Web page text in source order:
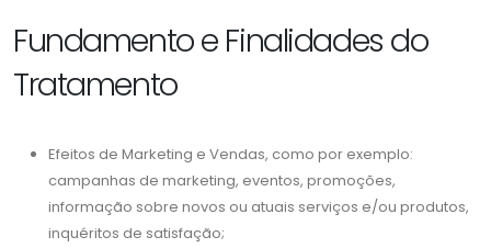
Fundamento e Finalidades do
Tratamento
Efeitos de Marketing e Vendas, como por exemplo:
campanhas de marketing, eventos, promoções,
informação sobre novos ou atuais serviços e/ou produtos,
inquéritos de satisfação;